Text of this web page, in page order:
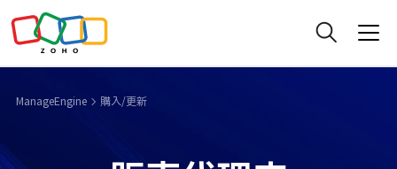
ManageEngine 購入/更新